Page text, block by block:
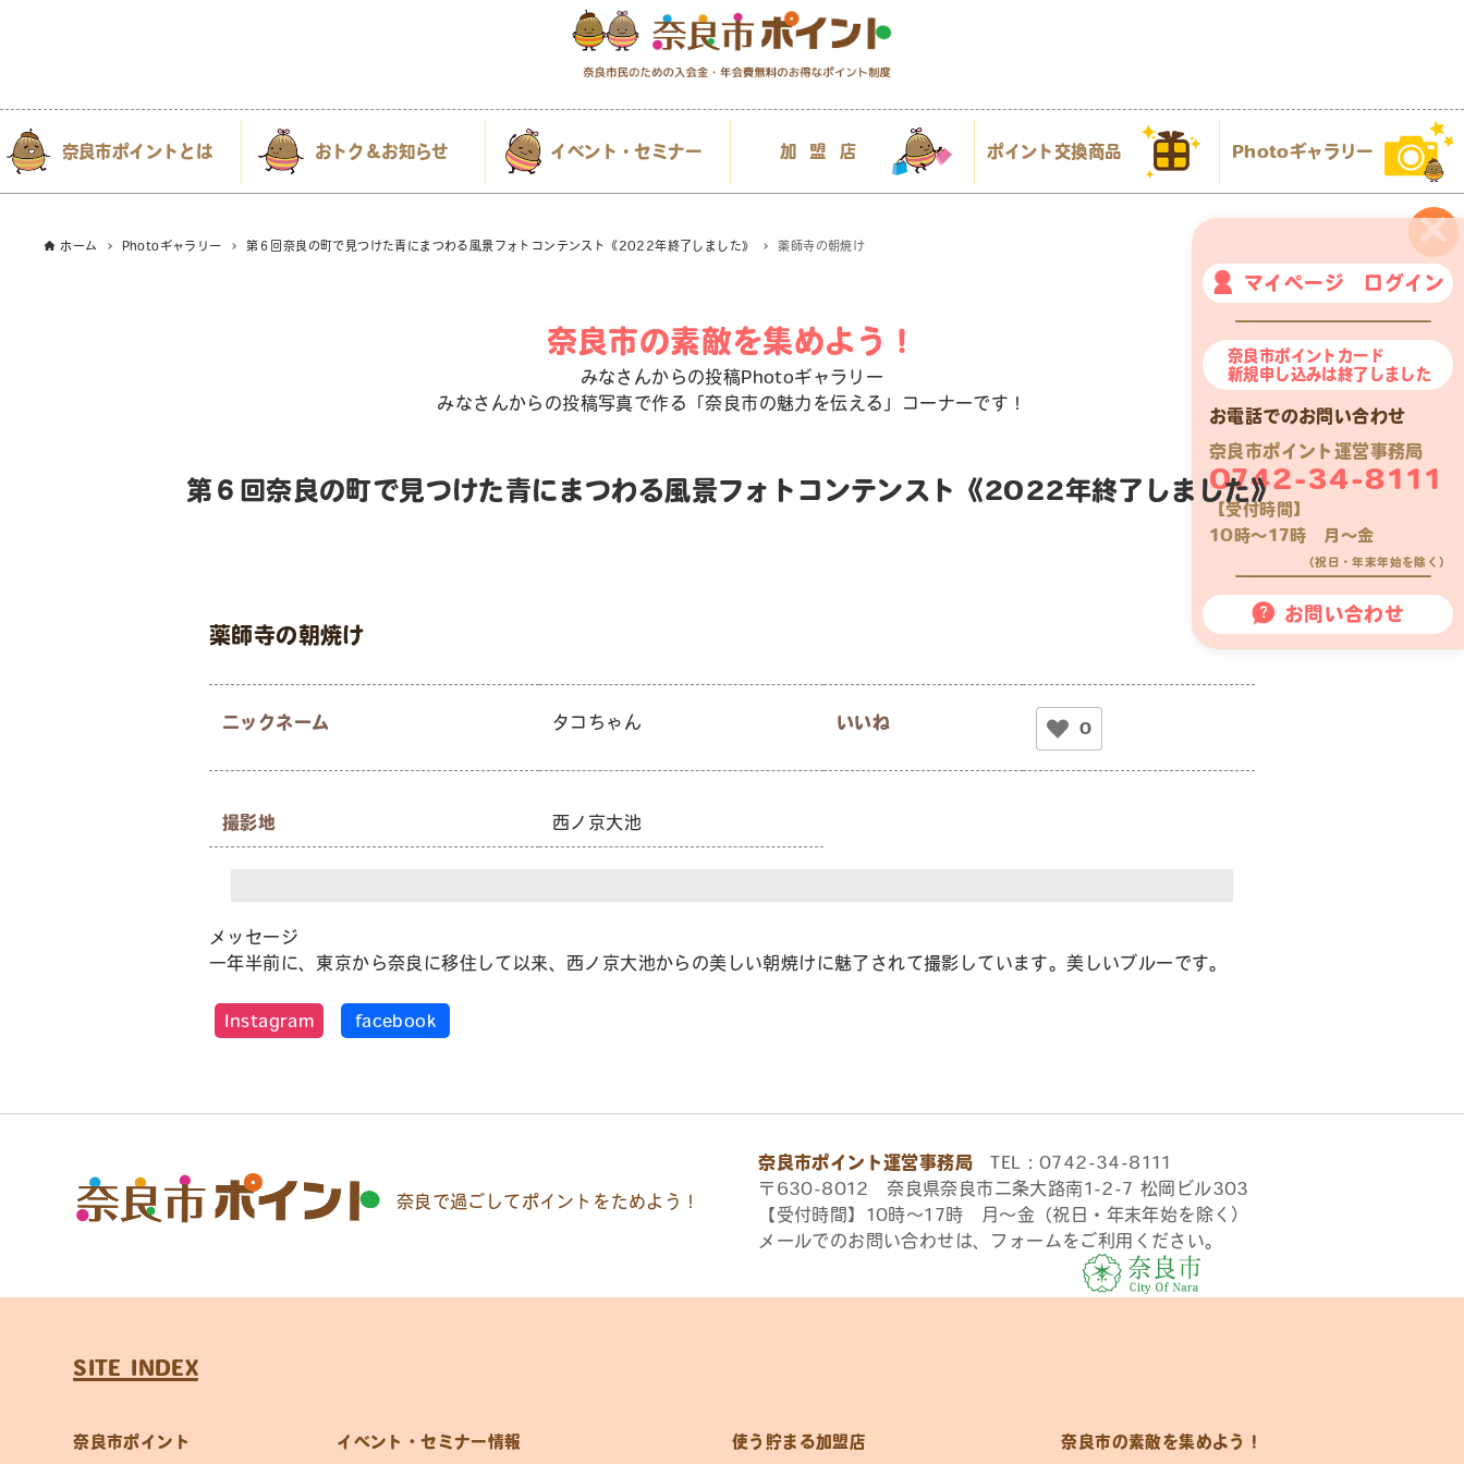
×
マイページ ログイン
奈良市ポイントカード
新規申し込みは終了しました
お電話でのお問い合わせ
奈良市ポイント運営事務局
0742-34-8111
【受付時間】
10時〜17時 月〜金
（祝日・年末年始を除く）
お問い合わせ
奈良市ポイントとは おトク＆お知らせ イベント・セミナー 加盟店 ポイント交換商品 Photoギャラリー
ホーム Photoギャラリー 第６回奈良の町で見つけた青にまつわる風景フォトコンテンスト《2022年終了しました》 薬師寺の朝焼け
奈良市の素敵を集めよう！
みなさんからの投稿Photoギャラリー
みなさんからの投稿写真で作る「奈良市の魅力を伝える」コーナーです！
第６回奈良の町で見つけた青にまつわる風景フォトコンテンスト《2022年終了しました》
薬師寺の朝焼け
ニックネーム タコちゃん いいね 0
撮影地 西ノ京大池
メッセージ
一年半前に、東京から奈良に移住して以来、西ノ京大池からの美しい朝焼けに魅了されて撮影しています。美しいブルーです。
Instagram facebook
奈良で過ごしてポイントをためよう！
奈良市ポイント運営事務局 TEL：0742-34-8111
〒630-8012 奈良県奈良市二条大路南1-2-7 松岡ビル303
【受付時間】10時〜17時 月〜金（祝日・年末年始を除く）
メールでのお問い合わせは、フォームをご利用ください。
SITE INDEX
奈良市ポイント イベント・セミナー情報 使う貯まる加盟店 奈良市の素敵を集めよう！